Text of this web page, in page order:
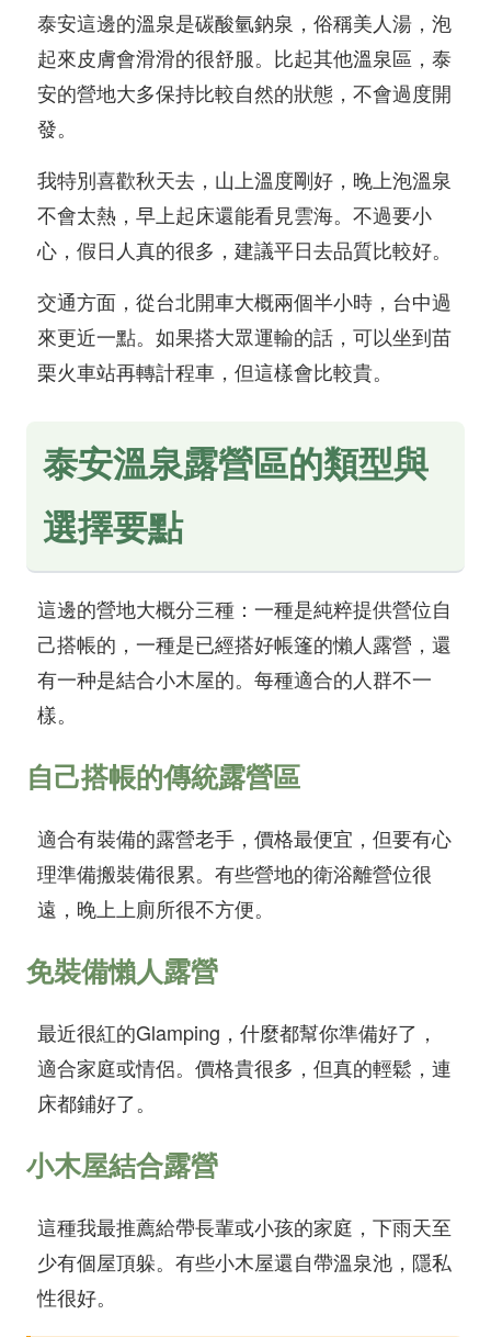
泰安這邊的溫泉是碳酸氫鈉泉，俗稱美人湯，泡
起來皮膚會滑滑的很舒服。比起其他溫泉區，泰
安的營地大多保持比較自然的狀態，不會過度開
發。
我特別喜歡秋天去，山上溫度剛好，晚上泡溫泉
不會太熱，早上起床還能看見雲海。不過要小
心，假日人真的很多，建議平日去品質比較好。
交通方面，從台北開車大概兩個半小時，台中過
來更近一點。如果搭大眾運輸的話，可以坐到苗
栗火車站再轉計程車，但這樣會比較貴。
泰安溫泉露營區的類型與
選擇要點
這邊的營地大概分三種：一種是純粹提供營位自
己搭帳的，一種是已經搭好帳篷的懶人露營，還
有一种是結合小木屋的。每種適合的人群不一
樣。
自己搭帳的傳統露營區
適合有裝備的露營老手，價格最便宜，但要有心
理準備搬裝備很累。有些營地的衛浴離營位很
遠，晚上上廁所很不方便。
免裝備懶人露營
最近很紅的Glamping，什麼都幫你準備好了，
適合家庭或情侶。價格貴很多，但真的輕鬆，連
床都鋪好了。
小木屋結合露營
這種我最推薦給帶長輩或小孩的家庭，下雨天至
少有個屋頂躲。有些小木屋還自帶溫泉池，隱私
性很好。